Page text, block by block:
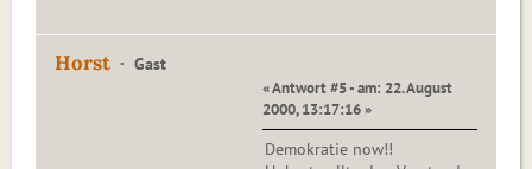
Horst Gast
« Antwort #5 - am: 22. August
2000, 13:17:16 »
Demokratie now!!